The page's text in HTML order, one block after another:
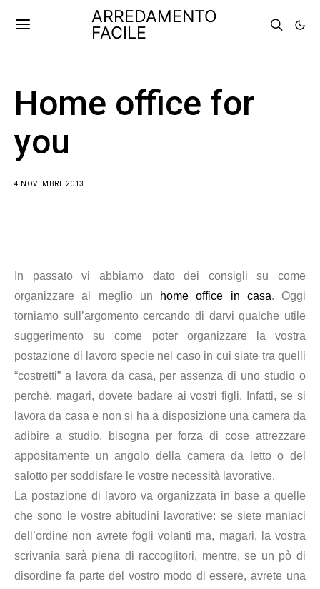
ARREDAMENTO
FACILE
Home office for
you
4 NOVEMBRE 2013
In passato vi abbiamo dato dei consigli su come
organizzare al meglio un
home office in casa. Oggi
torniamo sull’argomento cercando di darvi qualche utile
suggerimento su come poter organizzare la vostra
postazione di lavoro specie nel caso in cui siate tra quelli
“costretti” a lavora da casa, per assenza di uno studio o
perchè, magari, dovete badare ai vostri figli. Infatti, se si
lavora da casa e non si ha a disposizione una camera da
adibire a studio, bisogna per forza di cose attrezzare
appositamente un angolo della camera da letto o del
salotto per soddisfare le vostre necessità lavorative.
La postazione di lavoro va organizzata in base a quelle
che sono le vostre abitudini lavorative: se siete maniaci
dell’ordine non avrete fogli volanti ma, magari, la vostra
scrivania sarà piena di raccoglitori, mentre, se un pò di
disordine fa parte del vostro modo di essere, avrete una